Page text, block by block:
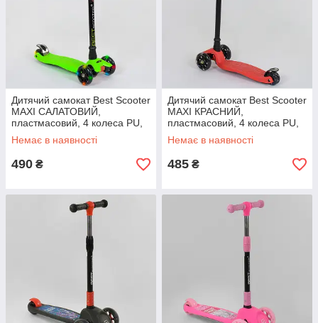
Дитячий самокат Best Scooter
MAXI САЛАТОВИЙ,
пластмасовий, 4 колеса PU,
СВЕТ, трубка керма
алюмінієва
Немає в наявності
490 ₴
Дитячий самокат Best Scooter
MAXI КРАСНИЙ,
пластмасовий, 4 колеса PU,
СВЕТ, трубка керма
алюмінієва
Немає в наявності
485 ₴